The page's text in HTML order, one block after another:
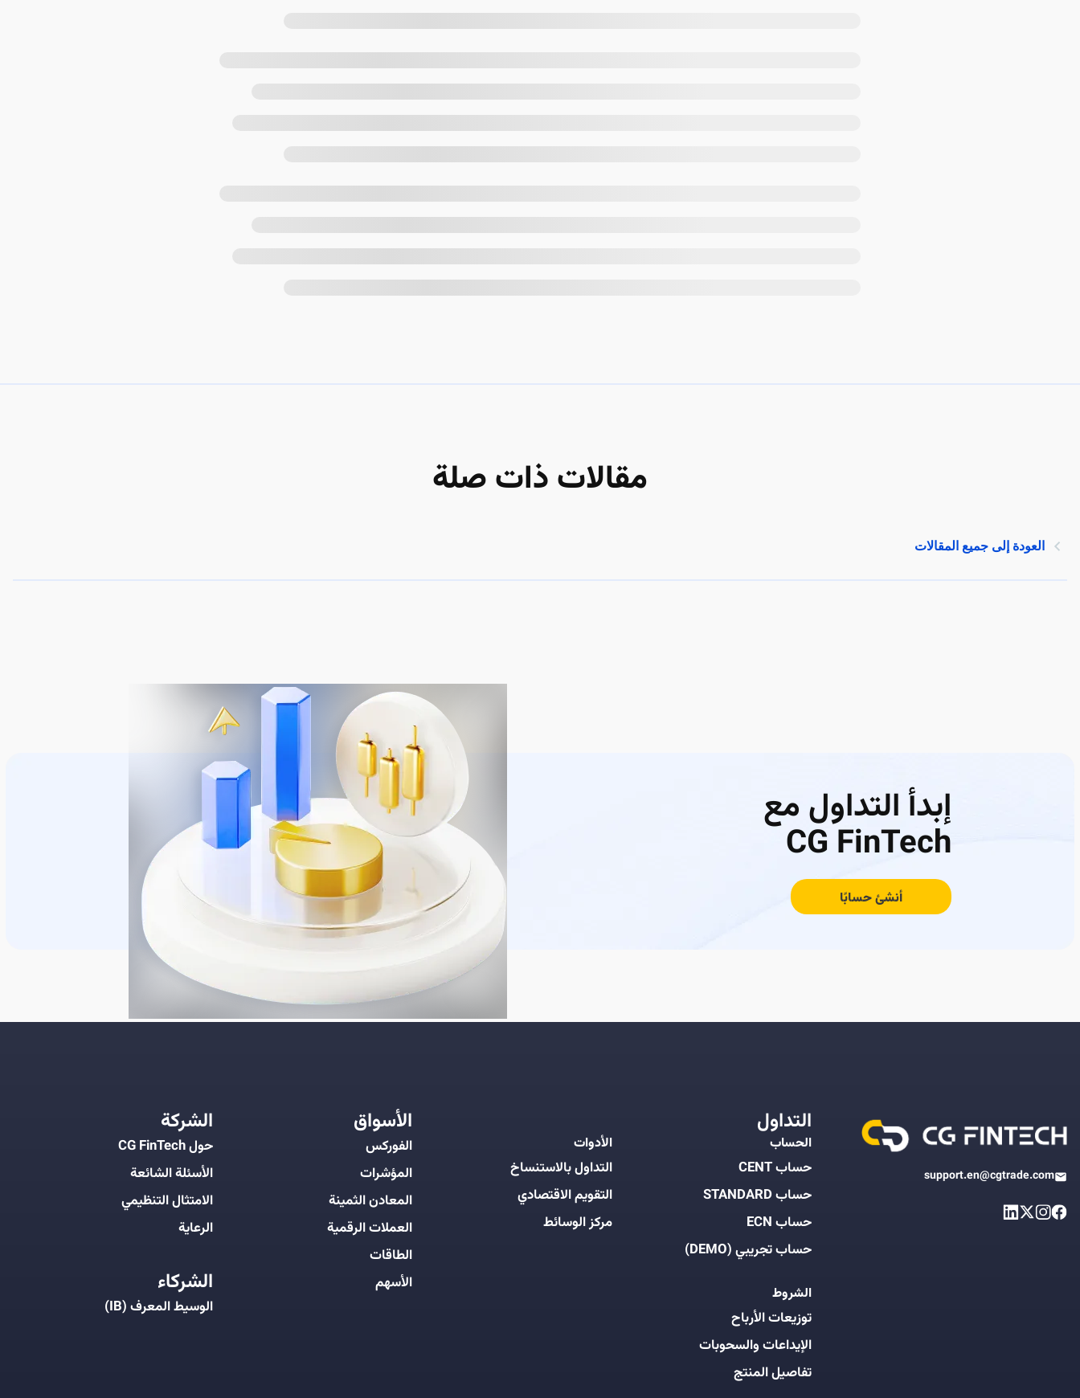
مقالات ذات صلة
العودة إلى جميع المقالات
إبدأ التداول مع
CG FinTech
أنشئ حسابًا
support.en@cgtrade.com
التداول
الحساب
حساب CENT
حساب STANDARD
حساب ECN
حساب تجريبي (DEMO)
الشروط
توزيعات الأرباح
الإيداعات والسحوبات
تفاصيل المنتج
الأدوات
التداول بالاستنساخ
التقويم الاقتصادي
مركز الوسائط
الأسواق
الفوركس
المؤشرات
المعادن الثمينة
العملات الرقمية
الطاقات
الأسهم
الشركة
حول CG FinTech
الأسئلة الشائعة
الامتثال التنظيمي
الرعاية
الشركاء
الوسيط المعرف (IB)